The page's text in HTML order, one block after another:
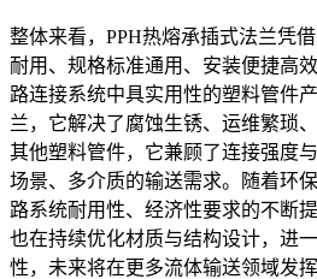
整体来看，PPH热熔承插式法兰凭
耐用、规格标准通用、安装便捷高
路连接系统中具实用性的塑料管件
兰，它解决了腐蚀生锈、运维繁琐
其他塑料管件，它兼顾了连接强度
场景、多介质的输送需求。随着环
路系统耐用性、经济性要求的不断
也在持续优化材质与结构设计，进
性，未来将在更多流体输送领域发